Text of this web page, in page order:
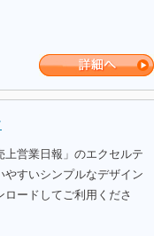
営業日報」のエクセルテ
やすいシンプルなデザイン
ードしてご利用くださ